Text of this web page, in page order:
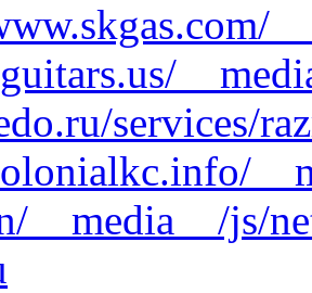
services/
__media__/js/